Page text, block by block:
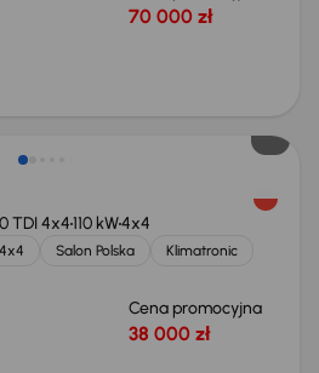
70 000 zł
TDI 4x4110 kW4x4
Salon Polska
Klimatronic
Cena promocyjna
38 000 zł